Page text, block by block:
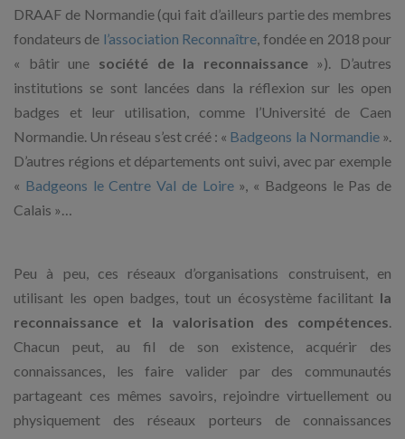
DRAAF de Normandie (qui fait d’ailleurs partie des membres
fondateurs de l’association Reconnaître, fondée en 2018 pour
« bâtir une société de la reconnaissance»). D’autres
institutions se sont lancées dans la réflexion sur les open
badges et leur utilisation, comme l’Université de Caen
Normandie. Un réseau s’est créé : « Badgeons la Normandie».
D’autres régions et départements ont suivi, avec par exemple
« Badgeons le Centre Val de Loire», « Badgeons le Pas de
Calais »…
Peu à peu, ces réseaux d’organisations construisent, en
utilisant les open badges, tout un écosystème facilitant la
reconnaissance et la valorisation des compétences.
Chacun peut, au fil de son existence, acquérir des
connaissances, les faire valider par des communautés
partageant ces mêmes savoirs, rejoindre virtuellement ou
physiquement des réseaux porteurs de connaissances